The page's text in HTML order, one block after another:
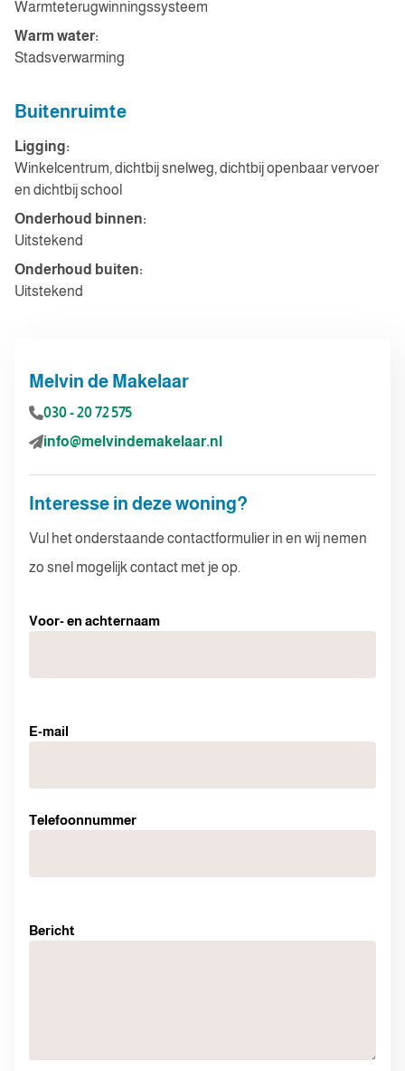
Warmteterugwinningssysteem
Warm water:
Stadsverwarming
Buitenruimte
Ligging:
Winkelcentrum, dichtbij snelweg, dichtbij openbaar vervoer
en dichtbij school
Onderhoud binnen:
Uitstekend
Onderhoud buiten:
Uitstekend
Melvin de Makelaar
030 - 20 72 575
info@melvindemakelaar.nl
Interesse in deze woning?
Vul het onderstaande contactformulier in en wij nemen
zo snel mogelijk contact met je op.
Voor- en achternaam
E-mail
Telefoonnummer
Bericht